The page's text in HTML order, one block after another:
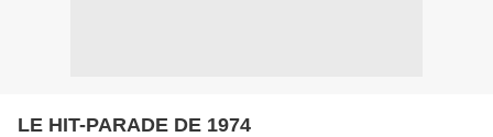
LE HIT-PARADE DE 1974